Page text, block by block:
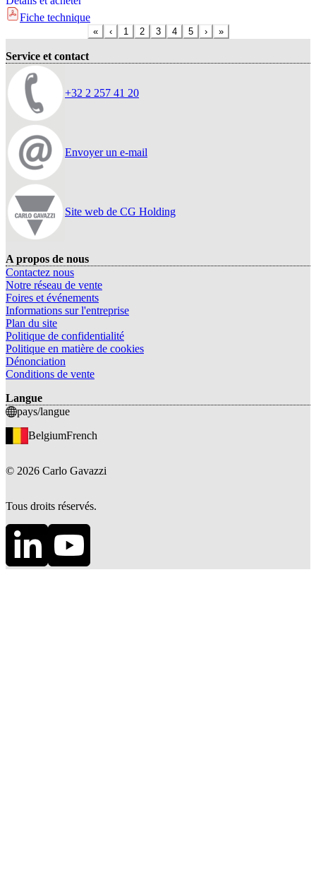
Fiche technique
« ‹ 1 2 3 4 5 › »
Service et contact
+32 2 257 41 20
Envoyer un e-mail
Site web de CG Holding
A propos de nous
Contactez nous
Notre réseau de vente
Foires et événements
Informations sur l'entreprise
Plan du site
Politique de confidentialité
Politique en matière de cookies
Dénonciation
Conditions de vente
Langue
pays/langue
BelgiumFrench
© 2026 Carlo Gavazzi
Tous droits réservés.